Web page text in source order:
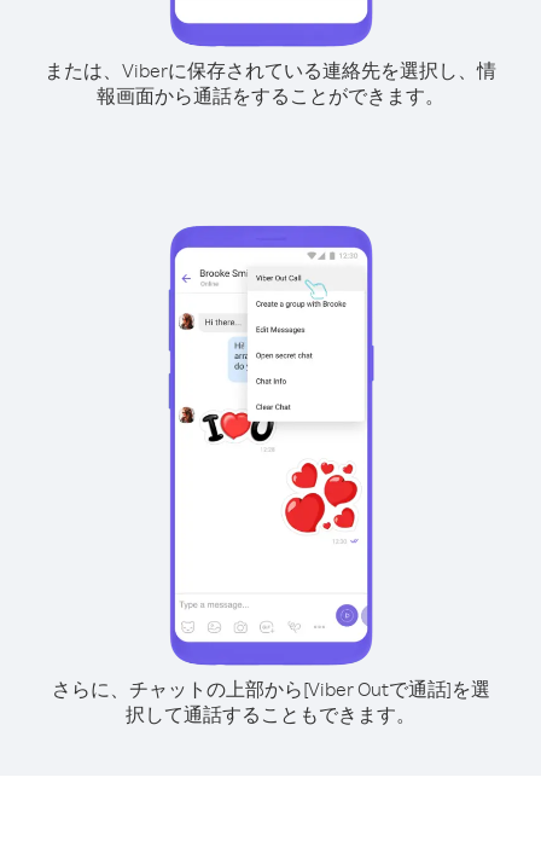
または、Viberに保存されている連絡先を選択し、情
報画面から通話をすることができます。
さらに、チャットの上部から[Viber Outで通話]を選
択して通話することもできます。